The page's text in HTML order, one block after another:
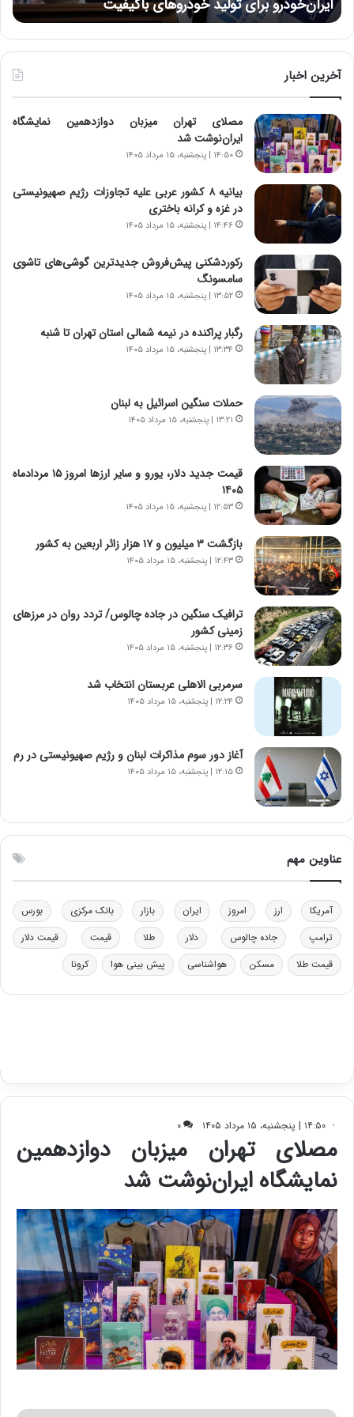
:
د
ر
ط
و
ا
ر
ی
خ
ا
ر
ن
،
ه
ی
چ
گ
ا
ه
ج
ز
ا
ی
ن
ج
ن
گ
،
ن
ت
و
ا
ن
س
ت
ه
د
ر
م
ق
ا
ب
چ
ن
ی
ن
ر
ت
ی
ب
ی
نتوانسته در مقابل چنین قدرتی بایستد
آخرین اخبار
مصلای تهران میزبان دوازدهمین نمایشگاه
ایران‌نوشت شد
۱۴:۵۰ | پنجشنبه، ۱۵ مرداد ۱۴۰۵
بیانیه ۸ کشور عربی علیه تجاوزات رژیم صهیونیستی
در غزه و کرانه باختری
۱۴:۴۶ | پنجشنبه، ۱۵ مرداد ۱۴۰۵
رکوردشکنی پیش‌فروش جدیدترین گوشی‌های تاشوی
سامسونگ
۱۳:۵۲ | پنجشنبه، ۱۵ مرداد ۱۴۰۵
رگبار پراکنده در نیمه شمالی استان تهران تا شنبه
۱۳:۳۴ | پنجشنبه، ۱۵ مرداد ۱۴۰۵
حملات سنگین اسرائیل به لبنان
۱۳:۲۱ | پنجشنبه، ۱۵ مرداد ۱۴۰۵
قیمت جدید دلار، یورو و سایر ارزها امروز ۱۵ مردادماه
۱۴۰۵
۱۲:۵۳ | پنجشنبه، ۱۵ مرداد ۱۴۰۵
بازگشت ۳ میلیون و ۱۷ هزار زائر اربعین به کشور
۱۲:۴۳ | پنجشنبه، ۱۵ مرداد ۱۴۰۵
ترافیک سنگین در جاده چالوس/ تردد روان در مرزهای
زمینی کشور
۱۲:۳۶ | پنجشنبه، ۱۵ مرداد ۱۴۰۵
سرمربی الاهلی عربستان انتخاب شد
۱۲:۲۴ | پنجشنبه، ۱۵ مرداد ۱۴۰۵
آغاز دور سوم مذاکرات لبنان و رژیم صهیونیستی در رم
۱۲:۱۵ | پنجشنبه، ۱۵ مرداد ۱۴۰۵
عناوین مهم
آمریکا ارز امروز ایران بازار بانک مرکزی
بورس
ترامپ
جاده چالوس دلار طلا قیمت
قیمت دلار
قیمت طلا
مسکن هواشناسی پیش بینی هوا کرونا